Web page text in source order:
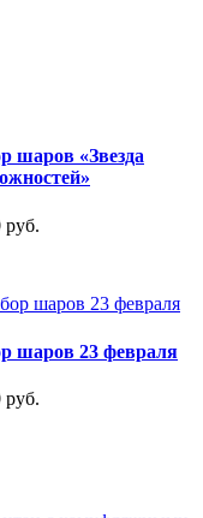
шаров «Звезда
руб.
шаров 23 февраля
руб.